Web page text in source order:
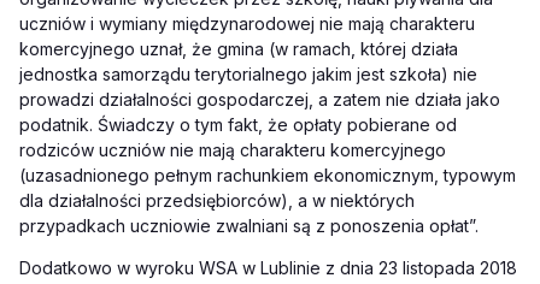
uczniów i wymiany międzynarodowej nie mają charakteru
komercyjnego uznał, że gmina (w ramach, której działa
jednostka samorządu terytorialnego jakim jest szkoła) nie
prowadzi działalności gospodarczej, a zatem nie działa jako
podatnik. Świadczy o tym fakt, że opłaty pobierane od
rodziców uczniów nie mają charakteru komercyjnego
(uzasadnionego pełnym rachunkiem ekonomicznym, typowym
dla działalności przedsiębiorców), a w niektórych
przypadkach uczniowie zwalniani są z ponoszenia opłat”.
Dodatkowo w wyroku WSA w Lublinie z dnia 23 listopada 2018